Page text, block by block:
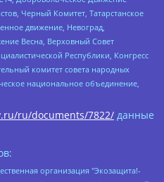
Черный Комитет, Татарстанское
движение, Невоград,
Весна, Верховный Совет
Республики, Конгресс
комитет совета народных
национальное объединение,
ru/documents/7822/ данные
Пискунов Сергей Евгеньевич, Смирнов Сергей Сергеевич, Тихонов Михаил Сергеевич, Общество с ограниченной ответственностью "ЖУРНАЛИСТ-ИНОСТРАННЫЙ АГЕНТ", Арапова Галина Юрьевна, Вольтская Татьяна Анатольевна, Американская компания "Mason G.E.S. Anonymous Foundation" (США), являющаяся владельцем интернет-издания https://mnews.world/, Компания "Stichting Bellingcat", зарегистрированная в Нидерландах (дата регистрации 11.07.2018), Захаров Андрей Вячеславович, Клепиковская Екатерина Дмитриевна, Общество с ограниченной ответственностью "МЕМО", Перл Роман Александрович, Симонов Евгений Алексеевич, Соловьева Елена Анатольевна, Сотников Даниил Владимирович, Сурначева Елизавета Дмитриевна, Автономная некоммерческая организация по защите прав человека и информированию населения "Якутия – Наше Мнение", Общество с ограниченной ответственностью "Москоу диджитал медиа", с 26.01.2023 Общество с ограниченной ответственностью "Чайка Белые сады", Ветошкина Валерия Валерьевна, Заговора Максим Александрович, Межрегиональное общественное движение "Российская ЛГБТ - сеть", Оленичев Максим Владимирович, Павлов Иван Юрьевич, Скворцова Елена Сергеевна, Общество с ограниченной ответственностью "Как бы инагент", Кочетков Игорь Викторович, Общество с ограниченной ответственностью "Честные выборы", Еланчик Олег Александрович, Общество с ограниченной ответственностью "Нобелевский призыв", Гималова Регина Эмилевна, Григорьев Андрей Валерьевич, Григорьева Алина Александровна, Ассоциация по содействию защите прав призывников, альтернативнослужащих и военнослужащих "Правозащитная группа "Гражданин.Армия.Право", Хисамова Регина Фаритовна, Автономная некоммерческая организация по реализации социально-правовых программ "Лилит", Дальневосточное общественное движение "Маяк", Санкт-Петербургская ЛГБТ-инициативная группа "Выход", Инициативная группа ЛГБТ+ "Реверс", Алексеев Андрей Викторович, Бекбулатова Таисия Львовна, Беляев Иван Михайлович, Владыкина Елена Сергеевна, Гельман Марат Александрович, Никульшина Вероника Юрьевна, Толоконникова Надежда Андреевна, Шендерович Виктор Анатольевич, Общество с ограниченной ответственностью "Данное сообщение", Общество с ограниченной ответственностью Издательский дом "Новая глава", Айнбиндер Александра Александровна, Московский комьюнити-центр для ЛГБТ+инициатив, Благотворительный фонд развития филантропии, Deutsche Welle (Германия, Kurt-Schumacher-Strasse 3, 53113 Bonn), Борзунова Мария Михайловна, Воробьев Виктор Викторович, Голубева Анна Львовна, Константинова Алла Михайловна, Малкова Ирина Владимировна, Мурадов Мурад Абдулгалимович, Осетинская Елизавета Николаевна, Понасенков Евгений Николаевич, Ганапольский Матвей Юрьевич, Киселев Евгений Алексеевич, Борухович Ирина Григорьевна, Дремин Иван Тимофеевич, Дубровский Дмитрий Викторович, Красноярская региональная общественная организация поддержки и развития альтернативных образовательных технологий и межкультурных коммуникаций "ИНТЕРРА", Маяковская Екатерина Алексеевна, Фейгин Марк Захарович, Филимонов Андрей Викторович, Дзугкоева Регина Николаевна, Доброхотов Роман Александрович, Дудь Юрий Александрович, Елкин Сергей Владимирович, Кругликов Кирилл Игоревич, Сабунаева Мария Леонидовна, Семенов Алексей Владимирович, Шаинян Карен Багратович, Шульман Екатерина Михайловна, Асафьев Артур Валерьевич, Вахштайн Виктор Семенович, Венедиктов Алексей Алексеевич, Лушникова Екатерина Евгеньевна, Волков Леонид Михайлович, Невзоров Александр Глебович, Пархоменко Сергей Борисович, Сироткин Ярослав Николаевич, Кара-Мурза Владимир Владимирович, Баранова Наталья Владимировна, Гозман Леонид Яковлевич, Кагарлицкий Борис Юльевич, Климарев Михаил Валерьевич, Милов Владимир Станиславович, Автономная некоммерческая организация Краснодарский центр современного искусства "Типография", Моргенштерн Алишер Тагирович, Соболь Любовь Эдуардовна, Общество с ограниченной ответственностью "ЛИЗА НОРМ", Каспаров Гарри Кимович, Ходорковский Михаил Борисович, Общество с ограниченной ответственностью "Апрельские тезисы", Данилович Ирина Брониславовна, Кашин Олег Владимирович, Петров Николай Владимирович, Пивоваров Алексей Владимирович, Соколов Михаил Владимирович, Цветкова Юлия Владимировна, Чичваркин Евгений Александрович, Комитет против пыток/Команда против пыток, Общество с ограниченной ответственностью "Первый научный", Общество с ограниченной ответственностью "Вертолет и ко", Белоцерковская Вероника Борисовна, Кац Максим Евгеньевич, Лазарева Татьяна Юрьевна, Шаведдинов Руслан Табризович, Яшин Илья Валерьевич, Общество с ограниченной ответственностью "Иноагент ААВ", Алешковский Дмитрий Петрович, Альбац Евгения Марковна, Быков Дмитрий Львович, Галямина Юлия Евгеньевна, Лойко Сергей Леонидович, Мартынов Кирилл Константинович, Медведев Сергей Александрович, Крашенинников Федор Геннадиевич, Гордеева Катерина Вл